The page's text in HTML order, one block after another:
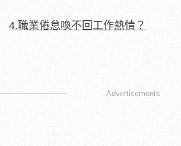
4.職業倦怠喚不回工作熱情？
Advertisements